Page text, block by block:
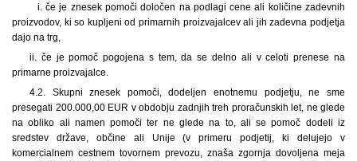
i. če je znesek pomoči določen na podlagi cene ali količine zadevnih
proizvodov, ki so kupljeni od primarnih proizvajalcev ali jih zadevna podjetja
dajo na trg,
ii. če je pomoč pogojena stem, da se delno ali v celoti prenese na
primarne proizvajalce.
4.2. Skupni znesek pomoči, dodeljen enotnemu podjetju, ne sme
presegati 200.000,00 EUR v obdobju zadnjih treh proračunskih let, ne glede
na obliko ali namen pomoči ter ne glede na to, ali se pomoč dodeli iz
sredstev države, občine ali Unije (v primeru podjetij, ki delujejo v
komercialnem cestnem tovornem prevozu, znaša zgornja dovoljena meja